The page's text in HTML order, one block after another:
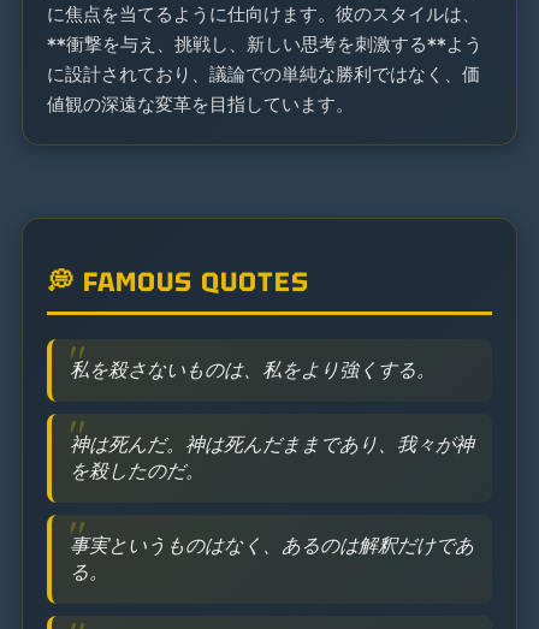
に焦点を当てるように仕向けます。彼のスタイルは、
**衝撃を与え、挑戦し、新しい思考を刺激する**よう
に設計されており、議論での単純な勝利ではなく、価
値観の深遠な変革を目指しています。
💭 FAMOUS QUOTES
私を殺さないものは、私をより強くする。
神は死んだ。神は死んだままであり、我々が神
を殺したのだ。
事実というものはなく、あるのは解釈だけであ
る。